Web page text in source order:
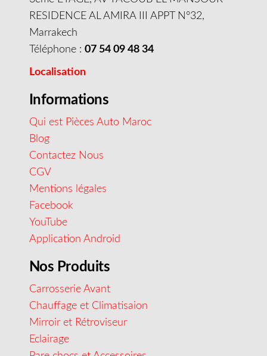
RESIDENCE AL AMIRA III APPT N°32,
Marrakech
Téléphone : 07 54 09 48 34
Localisation
Informations
Qui est Pièces Auto Maroc
Blog
Contactez Nous
CGV
Mentions légales
Facebook
YouTube
Application Android
Nos Produits
Carrosserie Avant
Chauffage et Climatisaion
Mirroir et Rétroviseur
Eclairage